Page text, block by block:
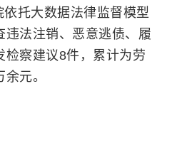
托大数据法律监督模型
违法注销、恶意逃债、履
检察建议8件，累计为劳
元。